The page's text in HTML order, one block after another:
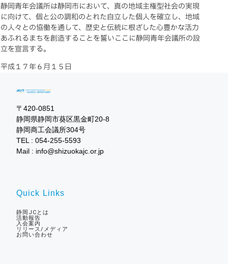
静岡青年会議所は静岡市において、真の地域主権型社会の実現
に向けて、個と公の調和のとれた自立した個人を確立し、地域
の人々との協働を通して、歴史と伝統に根ざした心豊かな活力
あふれるまちを創造することを誓いここに静岡青年会議所の設
立を宣言する。
平成１７年６月１５日
〒420-0851
静岡県静岡市葵区黒金町20-8
静岡商工会議所304号
TEL : 054-255-5593
Mail : info@shizuokajc.or.jp
Quick Links
静岡JCとは
活動報告
入会案内
リリース/メディア
お問い合わせ